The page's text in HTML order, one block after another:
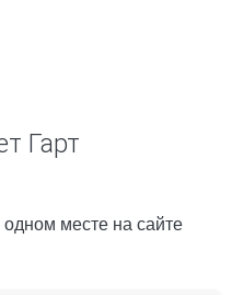
Гарт
одном месте на сайте